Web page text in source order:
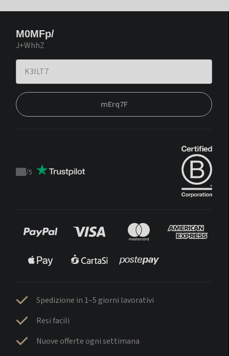
M0MFp/
J+WhhZ
mErq7F
Trustpilot
/5
Spedizione in 1–5 giorni lavorativi
Resi facili
Nuove offerte ogni settimana